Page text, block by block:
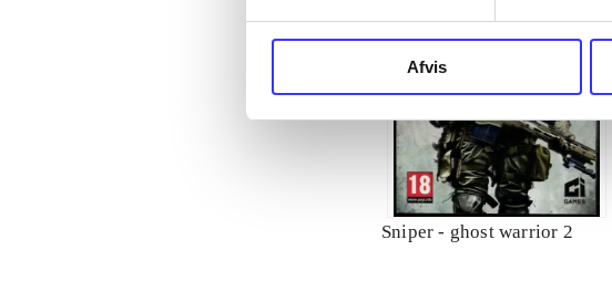
Afvis
Sniper - ghost warrior 2